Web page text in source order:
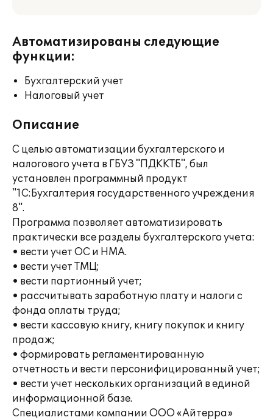
Автоматизированы следующие
функции:
Бухгалтерский учет
Налоговый учет
Описание
С целью автоматизации бухгалтерского и
налогового учета в ГБУЗ "ПДККТБ", был
установлен программный продукт
"1С:Бухгалтерия государственного учреждения
8".
Программа позволяет автоматизировать
практически все разделы бухгалтерского учета:
• вести учет ОС и НМА.
• вести учет ТМЦ;
• вести партионный учет;
• рассчитывать заработную плату и налоги с
фонда оплаты труда;
• вести кассовую книгу, книгу покупок и книгу
продаж;
• формировать регламентированную
отчетность и вести персонифицированный учет;
• вести учет нескольких организаций в единой
информационной базе.
Специалистами компании ООО «Айтерра»